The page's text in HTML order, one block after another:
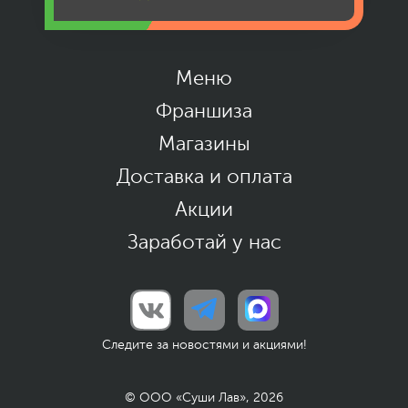
Заказы принимаем до 22:40.
Меню
Франшиза
Магазины
Доставка и оплата
Акции
Заработай у нас
Следите за новостями и акциями!
© ООО «Суши Лав», 2026